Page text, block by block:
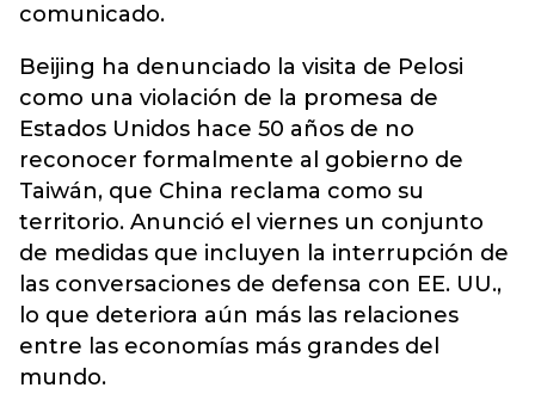
comunicado.
Beijing ha denunciado la visita de Pelosi
como una violación de la promesa de
Estados Unidos hace 50 años de no
reconocer formalmente al gobierno de
Taiwán, que China reclama como su
territorio. Anunció el viernes un conjunto
de medidas que incluyen la interrupción de
las conversaciones de defensa con EE. UU.,
lo que deteriora aún más las relaciones
entre las economías más grandes del
mundo.